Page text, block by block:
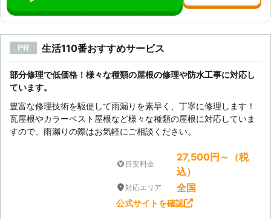
PR 生活110番おすすめサービス
部分修理で低価格！様々な種類の屋根の修理や防水工事に対応し
ています。
豊富な修理技術を駆使して雨漏りを素早く、丁寧に修理します！
瓦屋根やカラーベスト屋根など様々な種類の屋根に対応していま
すので、雨漏りの際はお気軽にご相談ください。
目安料金
27,500円～（税
込）
対応エリア 全国
公式サイトを確認